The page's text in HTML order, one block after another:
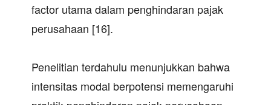
factor utama dalam penghindaran pajak
perusahaan [16].
Penelitian terdahulu menunjukkan bahwa
intensitas modal berpotensi memengaruhi